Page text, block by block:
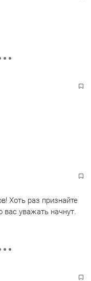
Хоть раз признайте
вас уважать начнут.